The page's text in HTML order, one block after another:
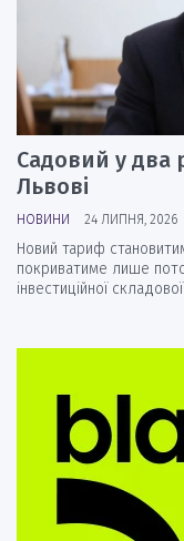
Садовий у два
Львові
НОВИНИ 24 ЛИПНЯ, 2026
Новий тариф
покриватиме лише
інвестиційної складової